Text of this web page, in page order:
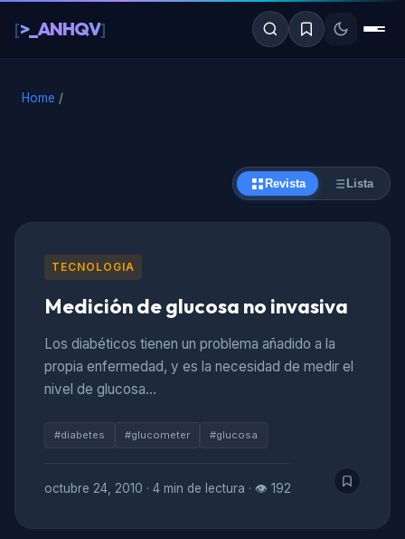
contenido
[>_ANHQV]
Home /
Revista Lista
TECNOLOGIA
Medición de glucosa no invasiva
Los diabéticos tienen un problema añadido a la
propia enfermedad, y es la necesidad de medir el
nivel de glucosa…
#diabetes #glucometer #glucosa
octubre 24, 2010 · 4 min de lectura · 👁 192